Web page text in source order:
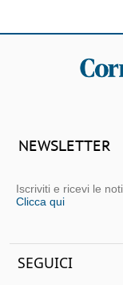
NEWSLETTER
Iscriviti e ricevi le
Clicca qui
SEGUICI